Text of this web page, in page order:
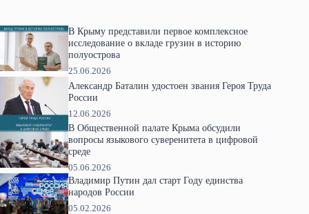
В Крыму представили первое комплексное
исследование о вкладе грузин в историю
полуострова
25.06.2026
Александр Баталин удостоен звания Героя Труда
России
12.06.2026
В Общественной палате Крыма обсудили
вопросы языкового суверенитета в цифровой
среде
05.06.2026
Владимир Путин дал старт Году единства
народов России
05.02.2026